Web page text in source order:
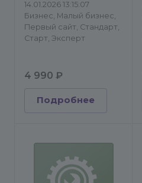
14.01.2026 13:15:07
Бизнес, Малый бизнес,
Первый сайт, Стандарт,
Старт, Эксперт
4 990 ₽
Подробнее